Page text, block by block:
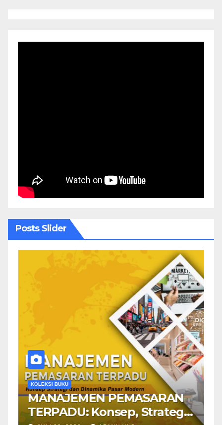
Posts Slider
KOLEKSI BUKU
MANAJEMEN PEMASARAN
TERPADU: Konsep, Strategi,